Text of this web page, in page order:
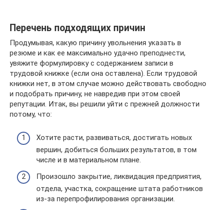
Перечень подходящих причин
Продумывая, какую причину увольнения указать в
резюме и как ее максимально удачно преподнести,
увяжите формулировку с содержанием записи в
трудовой книжке (если она оставлена). Если трудовой
книжки нет, в этом случае можно действовать свободно
и подобрать причину, не навредив при этом своей
репутации. Итак, вы решили уйти с прежней должности
потому, что:
Хотите расти, развиваться, достигать новых
вершин, добиться больших результатов, в том
числе и в материальном плане.
Произошло закрытие, ликвидация предприятия,
отдела, участка, сокращение штата работников
из-за перепрофилирования организации.